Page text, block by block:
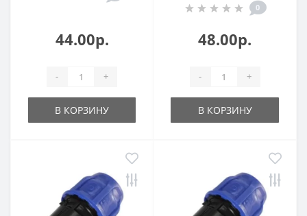
44.00р.
- +
В КОРЗИНУ
0
48.00р.
- +
В КОРЗИНУ